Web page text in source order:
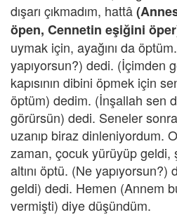
dışarı çıkmadım, hattâ
öpen, Cennetin eşiğini
uymak için, ayağını da
yapıyorsun?) dedi. (İçimden
kapısının dibini öpmek için
öptüm) dedim. (İnşallah sen
görürsün) dedi. Seneler
uzanıp biraz dinleniyordum.
zaman, çocuk yürüyüp geldi,
altını öptü. (Ne
geldi) dedi. Hemen (Annem
vermişti) diye düşündüm.